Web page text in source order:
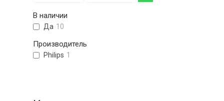
В наличии
Да 10
Производитель
Philips 1